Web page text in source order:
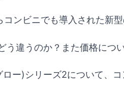
コンビニでも導入された新
う違うのか？また価格につ
ー)シリーズ2について、